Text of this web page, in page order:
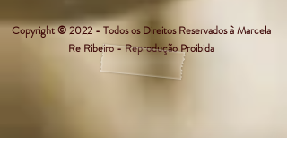
Copyright © 2022 - Todos os Direitos Reservados à Marcela
Re Ribeiro - Reprodução Proibida